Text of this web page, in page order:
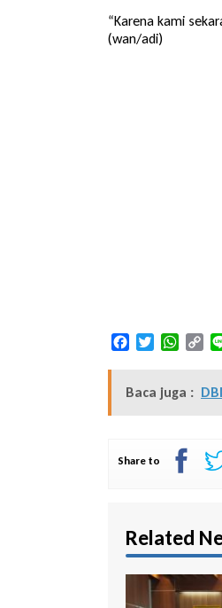
“Karena kami
(wan/adi)
FacebookTwitter
Baca juga :
Share to
Related